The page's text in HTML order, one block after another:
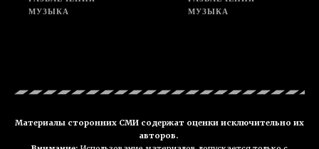
МУЗЫКА
МУЗЫКА
Материалы сторонних СМИ содержат оценки исключительно их
авторов.